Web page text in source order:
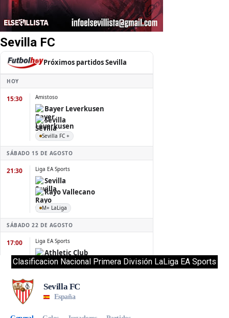
Sevilla FC
Clasificacion Nacional Primera División LaLiga EA Sports